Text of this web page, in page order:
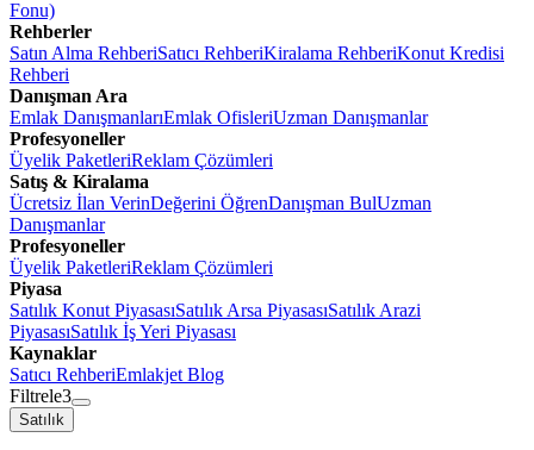
Fonu)
Rehberler
Satın Alma RehberiSatıcı RehberiKiralama RehberiKonut Kredisi
Rehberi
Danışman Ara
Emlak DanışmanlarıEmlak OfisleriUzman Danışmanlar
Profesyoneller
Üyelik PaketleriReklam Çözümleri
Satış & Kiralama
Ücretsiz İlan VerinDeğerini ÖğrenDanışman BulUzman
Danışmanlar
Profesyoneller
Üyelik PaketleriReklam Çözümleri
Piyasa
Satılık Konut PiyasasıSatılık Arsa PiyasasıSatılık Arazi
PiyasasıSatılık İş Yeri Piyasası
Kaynaklar
Satıcı RehberiEmlakjet Blog
Filtrele3
Satılık